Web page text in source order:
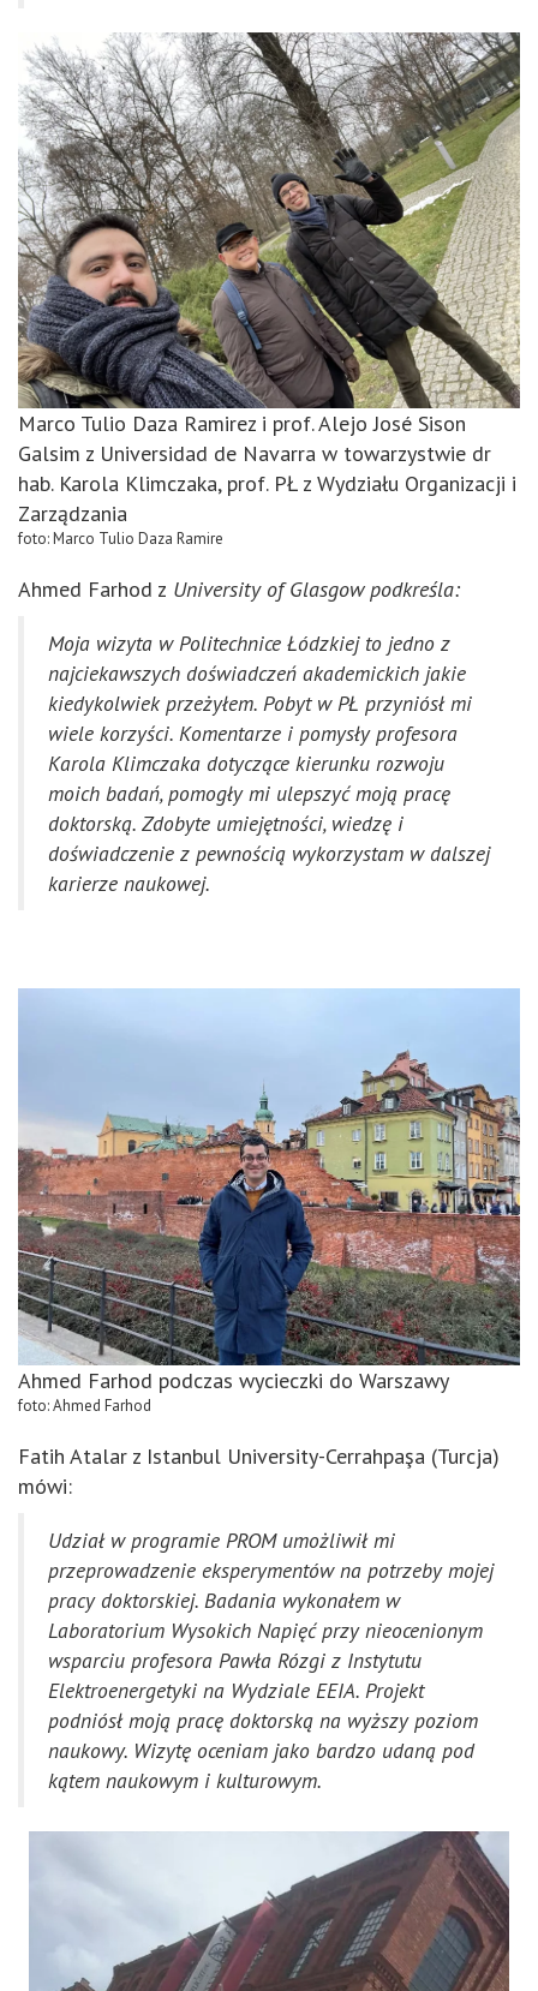
Marco Tulio Daza Ramirez i prof. Alejo José Sison
Galsim z Universidad de Navarra w towarzystwie dr
hab. Karola Klimczaka, prof. PŁ z Wydziału Organizacji i
Zarządzania
foto: Marco Tulio Daza Ramire
Ahmed Farhod z University of Glasgowpodkreśla:
Moja wizyta w Politechnice Łódzkiej to jedno z
najciekawszych doświadczeń akademickich jakie
kiedykolwiek przeżyłem. Pobyt w PŁ przyniósł mi
wiele korzyści. Komentarze i pomysły profesora
Karola Klimczaka dotyczące kierunku rozwoju
moich badań, pomogły mi ulepszyć moją pracę
doktorską. Zdobyte umiejętności, wiedzę i
doświadczenie z pewnością wykorzystam w dalszej
karierze naukowej.
Ahmed Farhod podczas wycieczki do Warszawy
foto: Ahmed Farhod
Fatih Atalar z Istanbul University-Cerrahpaşa (Turcja)
mówi:
Udział w programie PROM umożliwił mi
przeprowadzenie eksperymentów na potrzeby mojej
pracy doktorskiej. Badania wykonałem w
Laboratorium Wysokich Napięć przy nieocenionym
wsparciu profesora Pawła Rózgi z Instytutu
Elektroenergetyki na Wydziale EEIA. Projekt
podniósł moją pracę doktorską na wyższy poziom
naukowy. Wizytę oceniam jako bardzo udaną pod
kątem naukowym i kulturowym.